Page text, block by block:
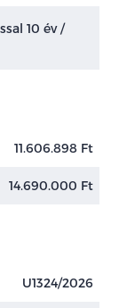
10 év /
11.606.898 Ft
14.690.000 Ft
U1324/2026